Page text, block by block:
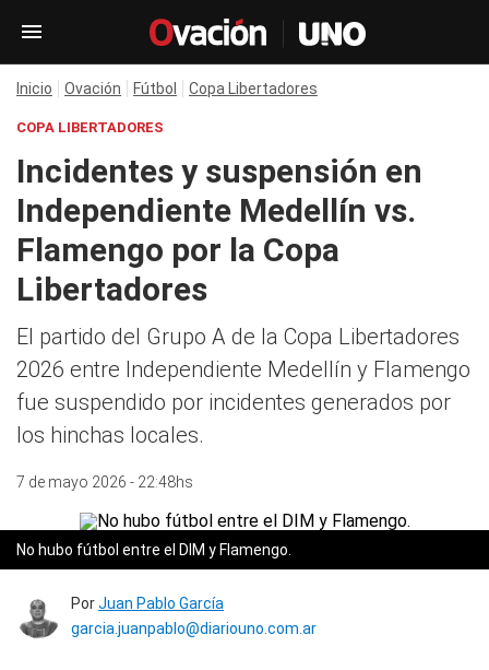
Inicio Ovación Fútbol Copa Libertadores
COPA LIBERTADORES
Incidentes y suspensión en
Independiente Medellín vs.
Flamengo por la Copa
Libertadores
El partido del Grupo A de la Copa Libertadores
2026 entre Independiente Medellín y Flamengo
fue suspendido por incidentes generados por
los hinchas locales.
7 de mayo 2026 - 22:48hs
No hubo fútbol entre el DIM y Flamengo.
PorJuan Pablo García
garcia.juanpablo@diariouno.com.ar